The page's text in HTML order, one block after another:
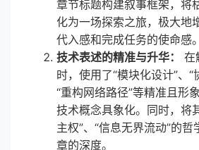
章节标题构建叙事框架，将
化为一场探索之旅，极大地
代入感和完成任务的使命感。
技术表述的精准与升华：
在
时，使用了“模块化设计”、“
“重构网络路径”等精准且形
技术概念具象化。同时，将
主权”、“信息无界流动”的
章的深度。